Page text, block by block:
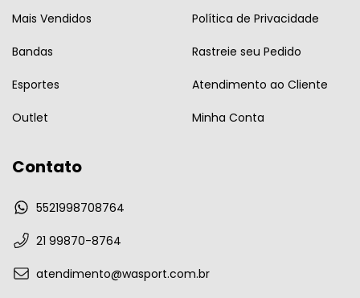
Mais Vendidos
Bandas
Esportes
Outlet
Política de Privacidade
Rastreie seu Pedido
Atendimento ao Cliente
Minha Conta
Contato
5521998708764
21 99870-8764
atendimento@wasport.com.br